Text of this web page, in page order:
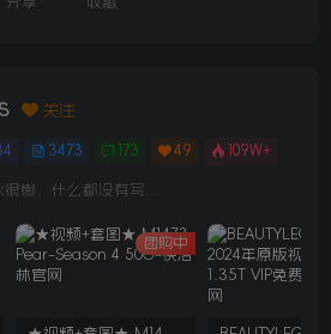
关注
3473 173 49 109W+
很懒，什么都没有写...
团购中